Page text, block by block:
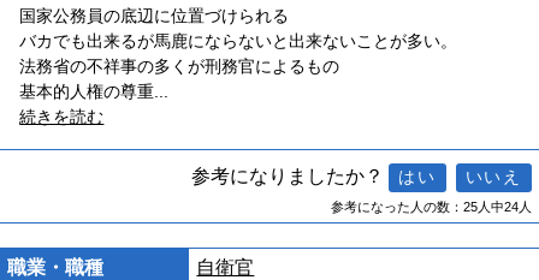
国家公務員の底辺に位置づけられる
バカでも出来るが馬鹿にならないと出来ないことが多い。
法務省の不祥事の多くが刑務官によるもの
基本的人権の尊重...
続きを読む
参考になりましたか？
参考になった人の数：25人中24人
職業・職種 自衛官